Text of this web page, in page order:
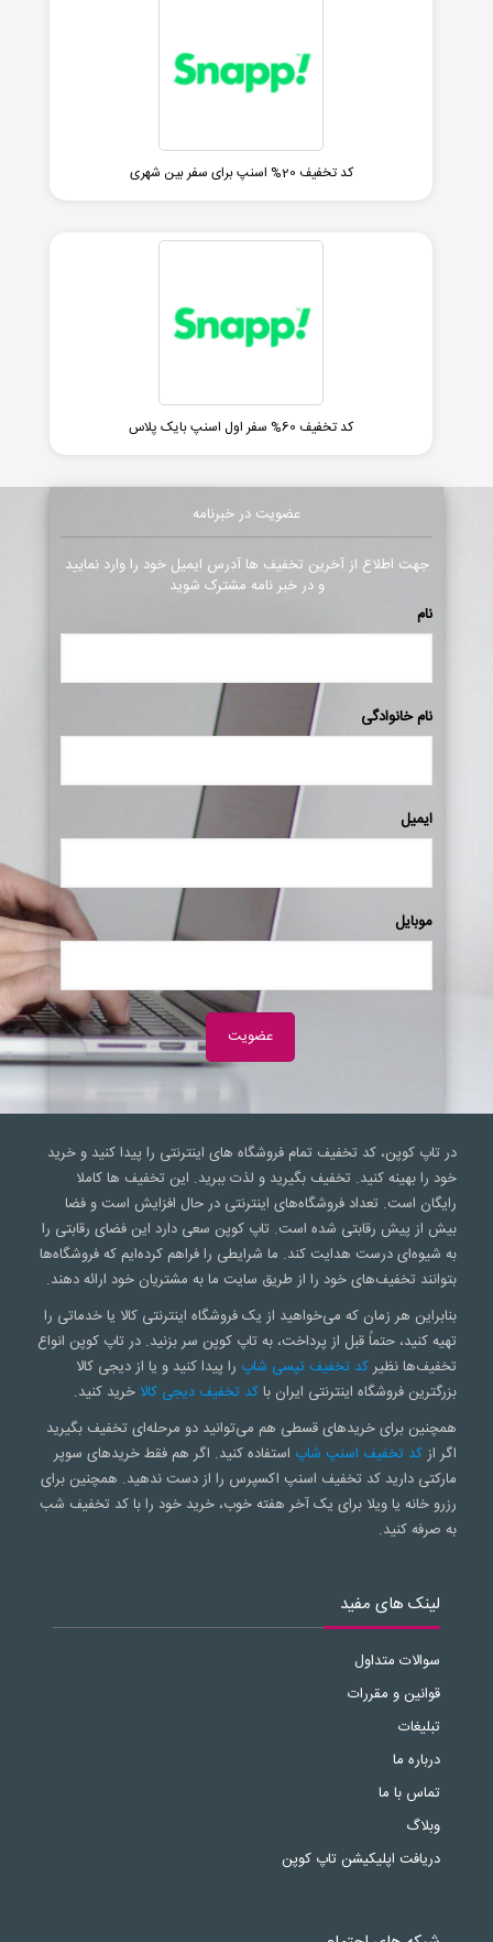
کد تخفیف 20% اسنپ برای سفر بین شهری
کد تخفیف 60% سفر اول اسنپ بایک پلاس
عضویت در خبرنامه
جهت اطلاع از آخرین تخفیف ها آدرس ایمیل خود را وارد نمایید
و در خبر نامه مشترک شوید
نام
نام خانوادگی
ایمیل
موبایل
در تاپ کوپن، کد تخفیف تمام فروشگاه های اینترنتی را پیدا کنید و خرید
خود را بهینه کنید. تخفیف بگیرید و لذت ببرید. این تخفیف ها کاملا
رایگان است. تعداد فروشگاه‌های اینترنتی در حال افزایش است و فضا
بیش از پیش رقابتی شده است. تاپ کوپن سعی‌ دارد این فضای رقابتی را
به شیوه‌ای درست هدایت کند. ما شرایطی را فراهم کرده‌ایم که فروشگاه‌ها
بتوانند تخفیف‌های خود را از طریق سایت ما به مشتریان خود ارائه دهند.
بنابراین هر زمان که می‌خواهید از یک فروشگاه اینترنتی کالا یا خدماتی را
تهیه کنید، حتماً قبل از پرداخت، به تاپ کوپن سر بزنید. در تاپ کوپن انواع
تخفیف‌ها نظیرکد تخفیف تپسی شاپ را پیدا کنید و یا از دیجی کالا
بزرگترین فروشگاه اینترنتی ایران باکد تخفیف دیجی کالا خرید کنید.
همچنین برای خریدهای قسطی هم می‌توانید دو مرحله‌ای تخفیف بگیرید
اگر ازکد تخفیف اسنپ شاپ استفاده کنید. اگر هم فقط خریدهای سوپر
مارکتی دارید کد تخفیف اسنپ اکسپرس را از دست ندهید. همچنین برای
رزرو خانه یا ویلا برای یک آخر هفته خوب، خرید خود را با کد تخفیف شب
به صرفه کنید.
لینک های مفید
سوالات متداول
قوانین و مقررات
تبلیغات
درباره ما
تماس با ما
وبلاگ
دریافت اپلیکیشن تاپ کوپن